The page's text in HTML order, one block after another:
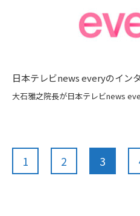
日本テレビnews everyのイン
大石雅之院長が日本テレビnews
1 2 3